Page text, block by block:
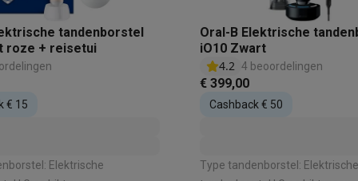
Diepvriezers met ecocheques Ovens met ecocheques
Oortjes met ecocheques
tandenborstel
roze + reisetui
€ 15
Elektrische
Oral-B Elektrische
iO10 Zwart
4.2 4 beoordelingen
€ 399,00
Cashback € 50
Type tandenborstel: Elektrische